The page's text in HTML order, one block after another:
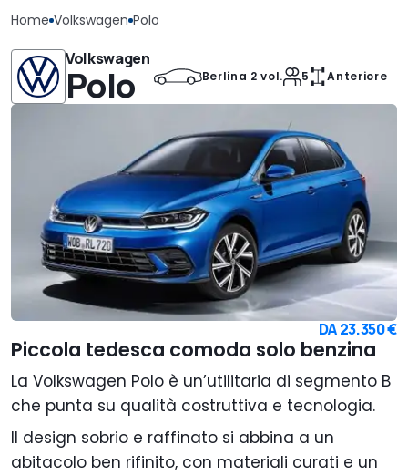
Home Volkswagen Polo
Volkswagen
Polo Berlina 2 vol. 5 Anteriore
DA23.350 €
Piccola tedesca comoda solo benzina
La Volkswagen Polo è un’utilitaria di segmento B
che punta su qualità costruttiva e tecnologia.
Il design sobrio e raffinato si abbina a un
abitacolo ben rifinito, con materiali curati e un